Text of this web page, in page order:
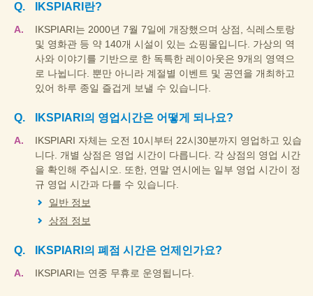
IKSPIARI란?
IKSPIARI는 2000년 7월 7일에 개장했으며 상점, 식레스토랑
및 영화관 등 약 140개 시설이 있는 쇼핑몰입니다. 가상의 역
사와 이야기를 기반으로 한 독특한 레이아웃은 9개의 영역으
로 나뉩니다. 뿐만 아니라 계절별 이벤트 및 공연을 개최하고
있어 하루 종일 즐겁게 보낼 수 있습니다.
IKSPIARI의 영업시간은 어떻게 되나요?
IKSPIARI 자체는 오전 10시부터 22시30분까지 영업하고 있습
니다. 개별 상점은 영업 시간이 다릅니다. 각 상점의 영업 시간
을 확인해 주십시오. 또한, 연말 연시에는 일부 영업 시간이 정
규 영업 시간과 다를 수 있습니다.
일반 정보
상점 정보
IKSPIARI의 폐점 시간은 언제인가요?
IKSPIARI는 연중 무휴로 운영됩니다.